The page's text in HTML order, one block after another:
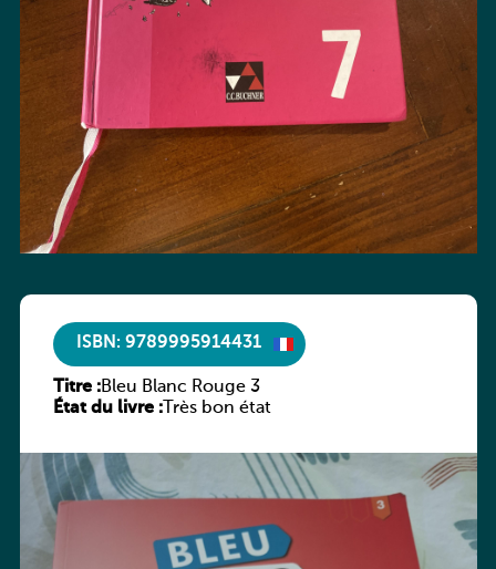
ISBN: 9789995914431
Titre :Bleu Blanc Rouge 3
État du livre :Très bon état